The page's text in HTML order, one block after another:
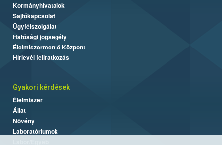
Kormányhivatalok
Sajtókapcsolat
Ügyfélszolgálat
Hatósági jogsegély
Élelmiszermentő Központ
Hírlevél feliratkozás
Gyakori kérdések
Élelmiszer
Állat
Növény
Laboratóriumok